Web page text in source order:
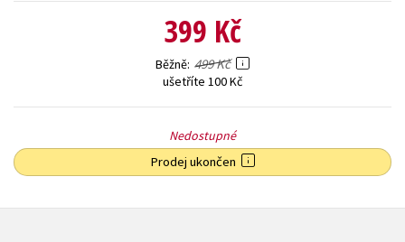
399 Kč
Běžně 499 Kč
ušetříte 100 Kč
Nedostupné
Prodej ukončen